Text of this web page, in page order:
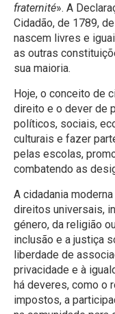
fraternité». A
Cidadão, de 1789,
nascem livres e
as outras
sua maioria.
Hoje, o conceito de
direito e o dever de
políticos, sociais,
culturais e fazer
pelas escolas,
combatendo as
A cidadania
direitos universais,
género, da religião
inclusão e a justiça
liberdade de
privacidade e à
há deveres, como o
impostos, a